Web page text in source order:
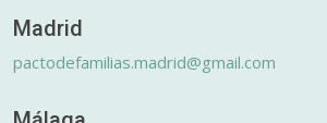
Madrid
pactodefamilias.madrid@gmail.com